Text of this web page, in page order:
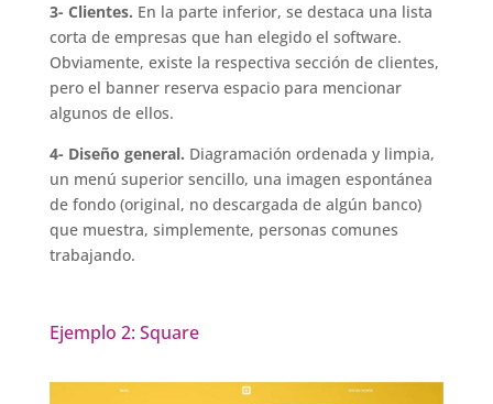
3- Clientes. En la parte inferior, se destaca una lista
corta de empresas que han elegido el software.
Obviamente, existe la respectiva sección de clientes,
pero el banner reserva espacio para mencionar
algunos de ellos.
4- Diseño general. Diagramación ordenada y limpia,
un menú superior sencillo, una imagen espontánea
de fondo (original, no descargada de algún banco)
que muestra, simplemente, personas comunes
trabajando.
Ejemplo 2: Square